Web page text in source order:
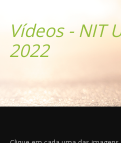
Vídeos - NIT
2022